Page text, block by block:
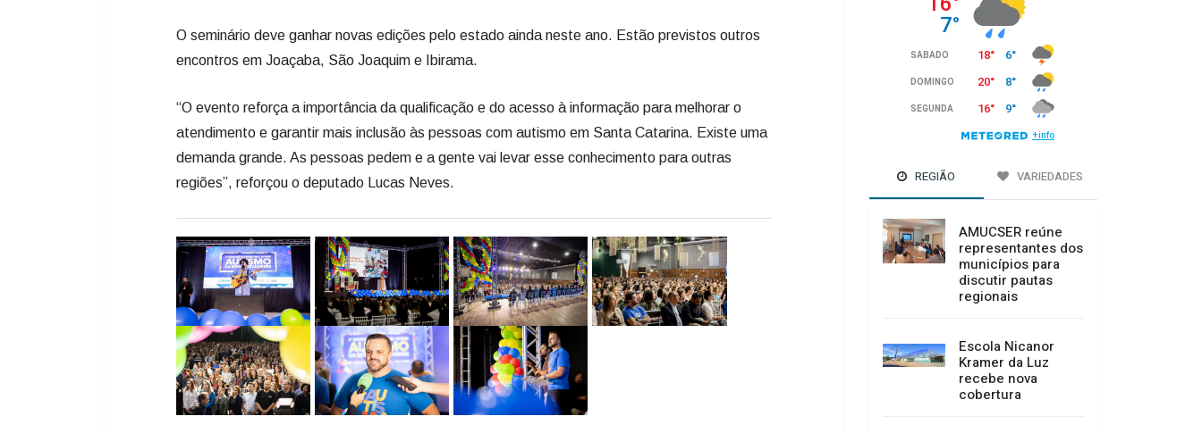
O seminário deve ganhar novas edições pelo estado ainda neste ano. Estão previstos outros
encontros em Joaçaba, São Joaquim e Ibirama.
“O evento reforça a importância da qualificação e do acesso à informação para melhorar o
atendimento e garantir mais inclusão às pessoas com autismo em Santa Catarina. Existe uma
demanda grande. As pessoas pedem e a gente vai levar esse conhecimento para outras
regiões”, reforçou o deputado Lucas Neves.
REGIÃO VARIEDADES
AMUCSER reúne
representantes dos
municípios para
discutir pautas
regionais
Escola Nicanor
Kramer da Luz
recebe nova
cobertura